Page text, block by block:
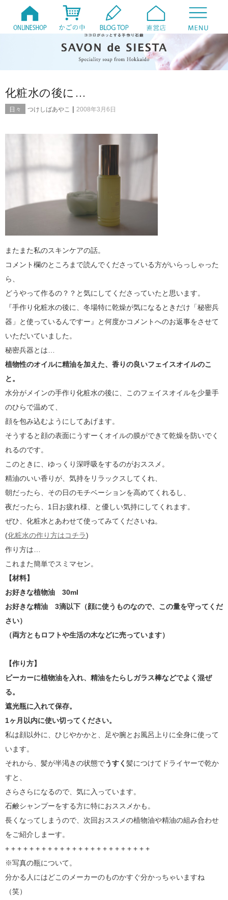
化粧水の後に…
日々 つけしばあやこ | 2008年3月6日
またまた私のスキンケアの話。
コメント欄のところまで読んでくださっている方がいらっしゃった
ら、
どうやって作るの？？と気にしてくださっていたと思います。
『手作り化粧水の後に、冬場特に乾燥が気になるときだけ「秘密兵
器」と使っているんですー』と何度かコメントへのお返事をさせて
いただいていました。
秘密兵器とは…
植物性のオイルに精油を加えた、香りの良いフェイスオイルのこ
と。
水分がメインの手作り化粧水の後に、このフェイスオイルを少量手
のひらで温めて、
顔を包み込むようにしてあげます。
そうすると顔の表面にうすーくオイルの膜ができて乾燥を防いでく
れるのです。
このときに、ゆっくり深呼吸をするのがおススメ。
精油のいい香りが、気持をリラックスしてくれ、
朝だったら、その日のモチベーションを高めてくれるし、
夜だったら、1日お疲れ様、と優しい気持にしてくれます。
ぜひ、化粧水とあわせて使ってみてくださいね。
(化粧水の作り方はコチラ)
作り方は…
これまた簡単でスミマセン。
【材料】
お好きな植物油 30ml
お好きな精油 3滴以下（顔に使うものなので、この量を守ってくだ
さい）
（両方ともロフトや生活の木などに売っています）
【作り方】
ビーカーに植物油を入れ、精油をたらしガラス棒などでよく混ぜ
る。
遮光瓶に入れて保存。
1ヶ月以内に使い切ってください。
私は顔以外に、ひじやかかと、足や腕とお風呂上りに全身に使って
います。
それから、髪が半渇きの状態でうすく 髪につけてドライヤーで乾か
すと、
さらさらになるので、気に入っています。
石鹸シャンプーをする方に特におススメかも。
長くなってしまうので、次回おススメの植物油や精油の組み合わせ
をご紹介しまーす。
+ + + + + + + + + + + + + + + + + + + + + + + +
※写真の瓶について。
分かる人にはどこのメーカーのものかすぐ分かっちゃいますね
（笑）